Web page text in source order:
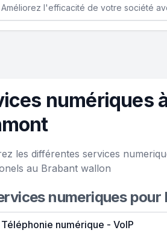
numériques
les différentes services
au Brabant wallon
numeriques
Téléphonie numérique - VoIP